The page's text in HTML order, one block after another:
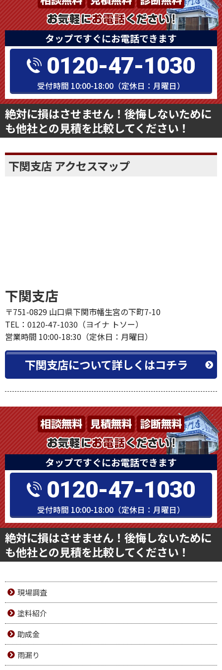
タップですぐにお電話できます
0120-47-1030
受付時間 10:00-18:00（定休日：月曜日）
絶対に損はさせません！後悔しないために
も他社との見積を比較してください！
下関支店 アクセスマップ
下関支店
〒751-0829 山口県下関市幡生宮の下町7-10
TEL：0120-47-1030（ヨイナ トソー）
営業時間 10:00-18:30（定休日：月曜日）
下関支店について詳しくはコチラ
タップですぐにお電話できます
0120-47-1030
受付時間 10:00-18:00（定休日：月曜日）
絶対に損はさせません！後悔しないために
も他社との見積を比較してください！
現場調査
塗料紹介
助成金
雨漏り